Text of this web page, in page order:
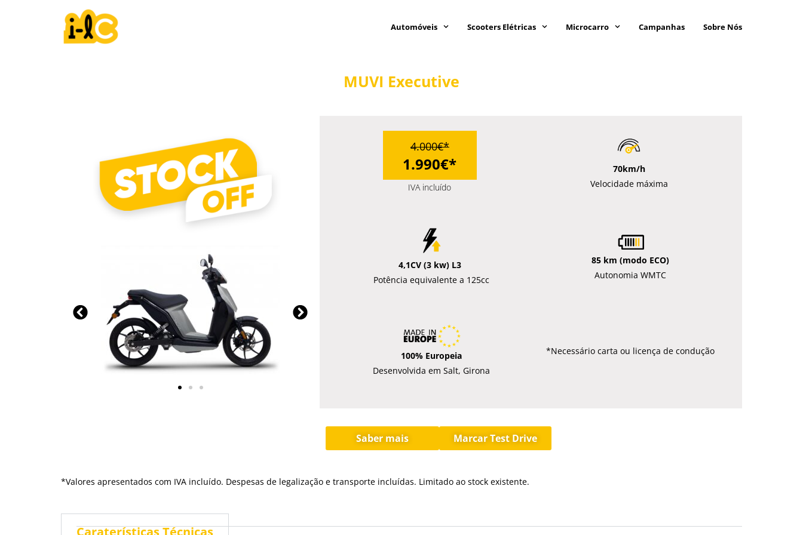
Automóveis Scooters Elétricas Microcarro Campanhas Sobre Nós
MUVI Executive
4.000€*
1.990€*
IVA incluído
70km/h
Velocidade máxima
4,1CV (3 kw) L3
Potência equivalente a 125cc
85 km (modo ECO)
Autonomia WMTC
100% Europeia
Desenvolvida em Salt, Girona
*Necessário carta ou licença de condução
Saber mais Marcar Test Drive
*Valores apresentados com IVA incluído. Despesas de legalização e transporte incluídas. Limitado ao stock existente.